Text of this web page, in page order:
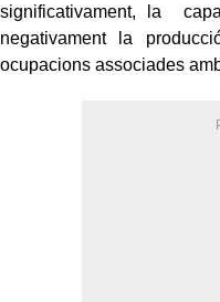
significativament, la
negativament la
ocupacions associades